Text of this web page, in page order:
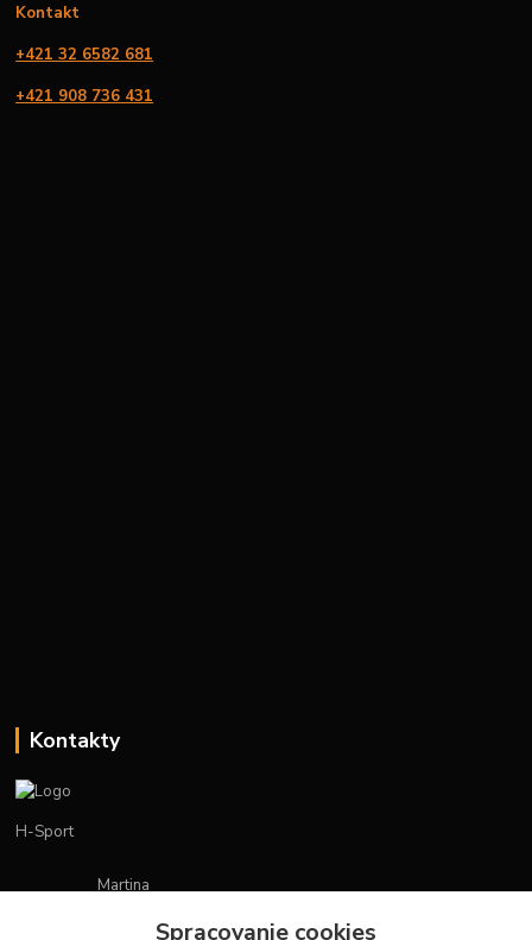
Kontakt
+421 32 6582 681
+421 908 736 431
Kontakty
H-Sport
Martina
(Po-Pia, 7-15 hod.)
Spracovanie cookies